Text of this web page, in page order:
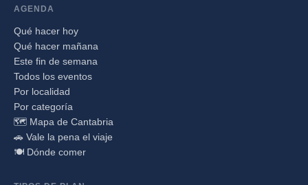
AGENDA
Qué hacer hoy
Qué hacer mañana
Este fin de semana
Todos los eventos
Por localidad
Por categoría
🗺️ Mapa de Cantabria
🚗 Vale la pena el viaje
🍽️ Dónde comer